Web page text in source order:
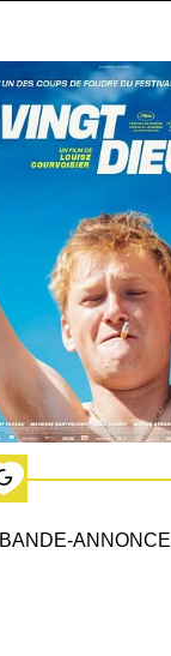
BANDE-ANNONCE